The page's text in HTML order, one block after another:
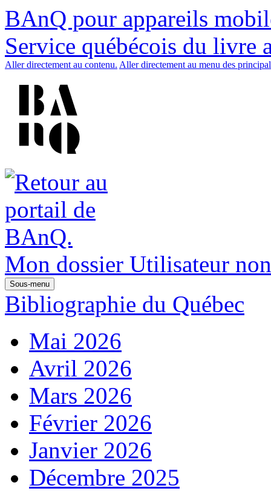
BAnQ pour appareils
Service québécois du livre
Aller directement au contenu. Aller directement au menu des
Mon dossier Utilisateur
Sous-menu
Bibliographie du Québec
Mai 2026
Avril 2026
Mars 2026
Février 2026
Janvier 2026
Décembre 2025